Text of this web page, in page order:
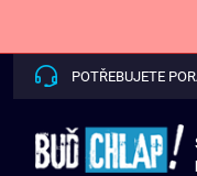
POTŘEBUJETE